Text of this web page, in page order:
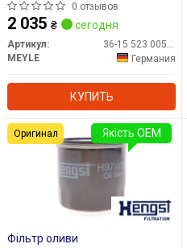
0 отзывов
2 035 ₴ сегодня
Артикул:
36-15 523 0051/PD
MEYLE
Германия
КУПИТЬ
Фільтр оливи
Якість OEM
Оригинал